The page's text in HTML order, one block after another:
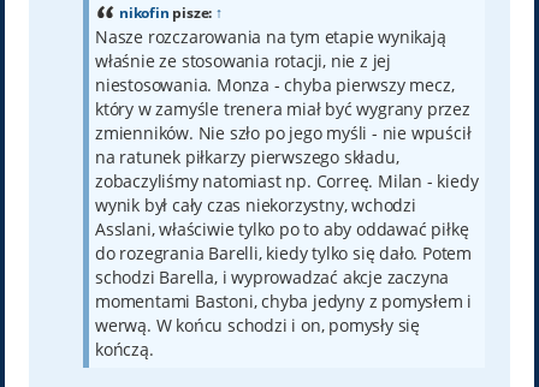
nikofin pisze: ↑
Nasze rozczarowania na tym etapie wynikają
właśnie ze stosowania rotacji, nie z jej
niestosowania. Monza - chyba pierwszy mecz,
który w zamyśle trenera miał być wygrany przez
zmienników. Nie szło po jego myśli - nie wpuścił
na ratunek piłkarzy pierwszego składu,
zobaczyliśmy natomiast np. Correę. Milan - kiedy
wynik był cały czas niekorzystny, wchodzi
Asslani, właściwie tylko po to aby oddawać piłkę
do rozegrania Barelli, kiedy tylko się dało. Potem
schodzi Barella, i wyprowadzać akcje zaczyna
momentami Bastoni, chyba jedyny z pomysłem i
werwą. W końcu schodzi i on, pomysły się
kończą.